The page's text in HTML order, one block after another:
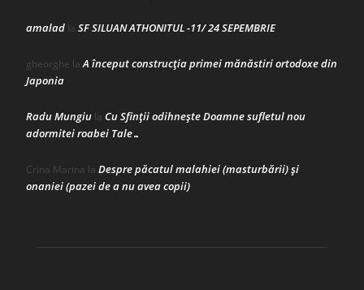
amalad la SF SILUAN ATHONITUL -11/ 24 SEPEMBRIE
gheorghe laA început construcţia primei mănăstiri ortodoxe din
Japonia
Radu Mungiu la Cu Sfinții odihnește Doamne sufletul nou
adormitei roabei Tale…
Crina Marina la Despre păcatul malahiei (masturbării) şi
onaniei (pazei de a nu avea copii)